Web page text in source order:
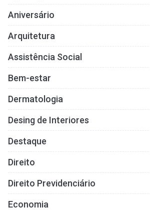
Aniversário
Arquitetura
Assistência Social
Bem-estar
Dermatologia
Desing de Interiores
Destaque
Direito
Direito Previdenciário
Economia